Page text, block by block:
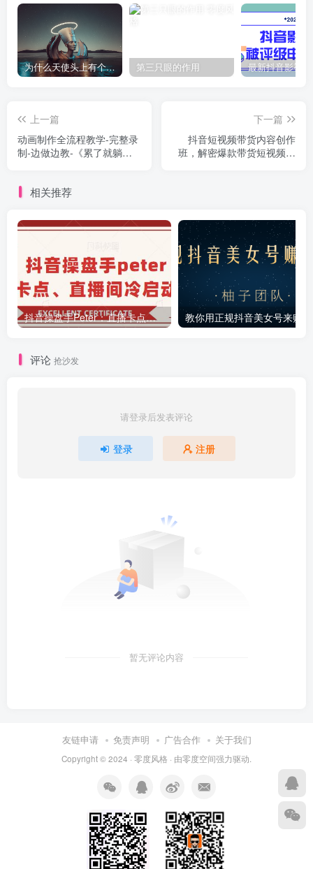
为什么天使头上有个圈？ 第三只眼的作用
上一篇
动画制作全流程教学-完整录
制-边做边教-《累了就躺一
下一篇
抖音短视频带货内容创作
班，解密爆款带货短视频的
相关推荐
抖音操盘手Peter：直播卡点、直播间冷启动分享
评论 抢沙发
请登录后发表评论
登录 注册
暂无评论内容
友链申请 免责声明 广告合作 关于我们
Copyright © 2024 · 零度风格 · 由零度空间强力驱动.